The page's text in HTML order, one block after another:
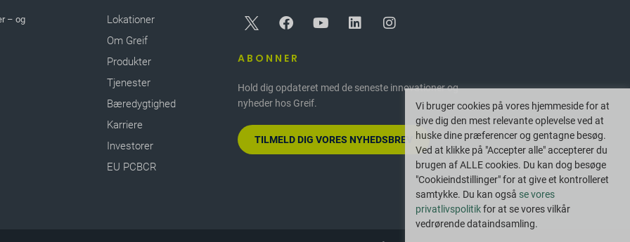
– og
Lokationer
Om Greif
Produkter
Tjenester
Bæredygtighed
Karriere
Investorer
EU PCBCR
ABONNER
Hold dig opdateret med de seneste innovationer og
nyheder hos Greif.
TILMELD DIG VORES NYHEDSBREV
Vi bruger cookies på vores hjemmeside for at
give dig den mest relevante oplevelse ved at
huske dine præferencer og gentagne besøg.
Ved at klikke på "Accepter alle" accepterer du
brugen af ALLE cookies. Du kan dog besøge
"Cookieindstillinger" for at give et kontrolleret
samtykke. Du kan også se vores
privatlivspolitikfor at se vores vilkår
vedrørende dataindsamling.